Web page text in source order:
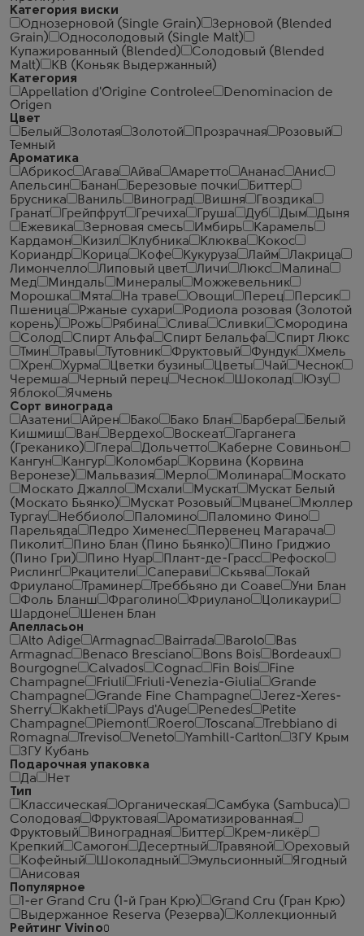
Категория виски
Однозерновой (Single Grain)
Зерновой (Blended
Grain)
Односолодовый (Single Malt)
Купажированный (Blended)
Солодовый (Blended
Malt)
КВ (Коньяк Выдержанный)
Категория
Appellation d'Origine Controlee
Denominacion de
Origen
Цвет
Белый
Золотая Золотой Прозрачная
Розовый
Темный
Ароматика
Абрикос
Агава Айва Амаретто Ананас
Анис
Апельсин
Банан Березовые почки
Биттер
Брусника
Ваниль Виноград Вишня
Гвоздика
Гранат
Грейпфрут Гречиха Груша Дуб Дым
Дыня
Ежевика
Зерновая смесь Имбирь
Карамель
Кардамон
Кизил Клубника Клюква
Кокос
Кориандр
Корица Кофе Кукуруза Лайм
Лакрица
Лимончелло
Липовый цвет Личи Люкс
Малина
Мед
Миндаль Минералы
Можжевельник
Морошка
Мята На траве Овощи Перец
Персик
Пшеница
Ржаные сухари
Родиола розовая (Золотой
корень)
Рожь Рябина Слива Сливки
Смородина
Солод
Спирт Альфа Спирт Белальфа
Спирт Люкс
Тмин
Травы Тутовник Фруктовый Фундук
Хмель
Хрен
Хурма Цветки бузины Цветы Чай
Чеcнок
Черемша
Черный перец Чеснок Шоколад
Юзу
Яблоко
Ячмень
Сорт винограда
Азатени
Айрен Бако Бако Блан Барбера
Белый
Кишмиш
Ван Вердехо Воскеат
Гарганега
(Греканико)
Глера Дольчетто
Каберне Совиньон
Кангун
Кангур Коломбар
Корвина (Корвина
Веронезе)
Мальвазия Мерло Молинара
Москато
Москато Джалло
Мсхали Мускат
Мускат Белый
(Москато Бьянко)
Мускат Розовый Мцване
Мюллер
Тургау
Неббиоло Паломино
Паломино Фино
Парельяда
Педро Хименес
Первенец Магарача
Пиколит
Пино Блан (Пино Бьянко)
Пино Гриджио
(Пино Гри)
Пино Нуар Плант-де-Грасс
Рефоско
Рислинг
Ркацители Саперави Скьява
Токай
Фриулано
Траминер Треббьяно ди Соаве
Уни Блан
Фоль Бланш
Фраголино Фриулано
Цоликаури
Шардоне
Шенен Блан
Апелласьон
Alto Adige
Armagnac Bairrada Barolo
Bas
Armagnac
Benaco Bresciano Bons Bois
Bordeaux
Bourgogne
Calvados Cognac Fin Bois
Fine
Champagne
Friuli Friuli-Venezia-Giulia
Grande
Champagne
Grande Fine Champagne
Jerez-Xeres-
Sherry
Kakheti Pays d'Auge Penedes
Petite
Champagne
Piemont Roero Toscana
Trebbiano di
Romagna
Treviso Veneto Yamhill-Carlton
ЗГУ Крым
ЗГУ Кубань
Подарочная упаковка
Да
Нет
Тип
Классическая
Органическая
Самбука (Sambuca)
Солодовая
Фруктовая
Ароматизированная
Фруктовый
Виноградная Биттер
Крем-ликёр
Крепкий
Самогон Десертный Травяной
Ореховый
Кофейный
Шоколадный Эмульсионный
Ягодный
Анисовая
Популярное
1-er Grand Cru (1-й Гран Крю)
Grand Cru (Гран Крю)
Выдержанное Reserva (Резерва)
Коллекционный
Рейтинг Vivino